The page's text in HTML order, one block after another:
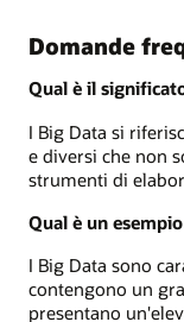
Domande
Qual è il
I Big Data si
e diversi che non
strumenti di
Qual è un
I Big Data sono
contengono un
presentano